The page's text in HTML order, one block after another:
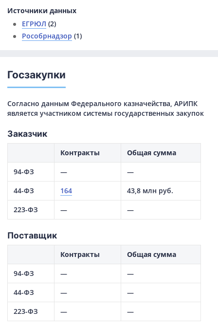
Источники данных
ЕГРЮЛ (2)
Рособрнадзор (1)
Госзакупки
Согласно данным Федерального казначейства, АРИПК
является участником системы государственных закупок
Заказчик
Контракты Общая сумма
94-ФЗ — —
44-ФЗ 164 43,8 млн руб.
223-ФЗ — —
Поставщик
Контракты Общая сумма
94-ФЗ — —
44-ФЗ — —
223-ФЗ — —